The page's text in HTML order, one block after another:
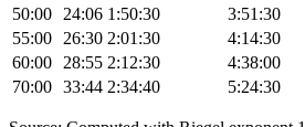
50:00
24:06 1:50:30
3:51:30
55:00
26:30 2:01:30
4:14:30
60:00
28:55 2:12:30
4:38:00
70:00 33:44 2:34:40 5:24:30